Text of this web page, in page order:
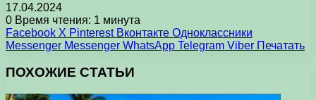
17.04.2024
0 Время чтения: 1 минута
Facebook X Pinterest Вконтакте Одноклассники
Messenger Messenger WhatsApp Telegram Viber Печатать
ПОХОЖИЕ СТАТЬИ